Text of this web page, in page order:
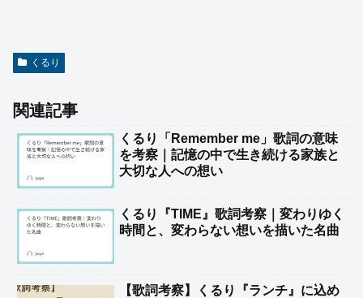
くるり
関連記事
くるり「Remember me」歌詞の意味
を考察｜記憶の中で生き続ける家族と
大切な人への想い
くるり『TIME』歌詞考察｜変わりゆく
時間と、変わらない想いを描いた名曲
【歌詞考察】くるり『ランチ』に込め